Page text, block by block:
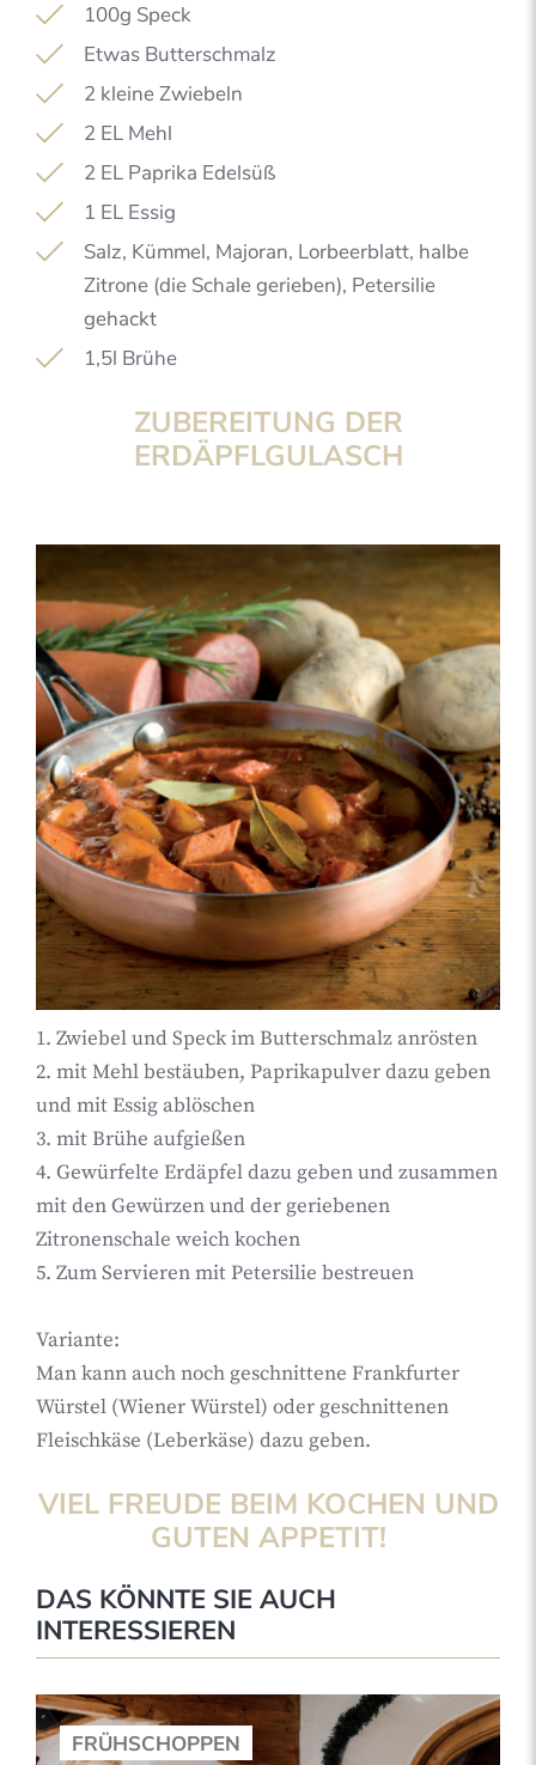
100g Speck
Etwas Butterschmalz
2 kleine Zwiebeln
2 EL Mehl
2 EL Paprika Edelsüß
1 EL Essig
Salz, Kümmel, Majoran, Lorbeerblatt, halbe
Zitrone (die Schale gerieben), Petersilie
gehackt
1,5l Brühe
ZUBEREITUNG DER
ERDÄPFLGULASCH
1. Zwiebel und Speck im Butterschmalz anrösten
2. mit Mehl bestäuben, Paprikapulver dazu geben
und mit Essig ablöschen
3. mit Brühe aufgießen
4. Gewürfelte Erdäpfel dazu geben und zusammen
mit den Gewürzen und der geriebenen
Zitronenschale weich kochen
5. Zum Servieren mit Petersilie bestreuen
Variante:
Man kann auch noch geschnittene Frankfurter
Würstel (Wiener Würstel) oder geschnittenen
Fleischkäse (Leberkäse) dazu geben.
VIEL FREUDE BEIM KOCHEN UND
GUTEN APPETIT!
DAS KÖNNTE SIE AUCH
INTERESSIEREN
FRÜHSCHOPPEN